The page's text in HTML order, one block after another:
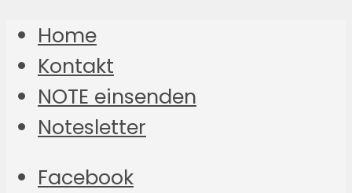
Home
Kontakt
NOTE einsenden
Notesletter
Facebook